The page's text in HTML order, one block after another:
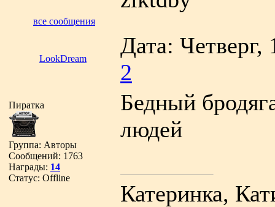
все сообщения
LookDream
Дата:
2
Пиратка
Группа: Авторы
Сообщений: 1763
Награды: 14
Статус: Offline
Бедный
людей
Катеринка,